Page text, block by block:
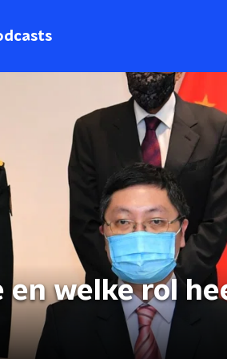
en welke rol